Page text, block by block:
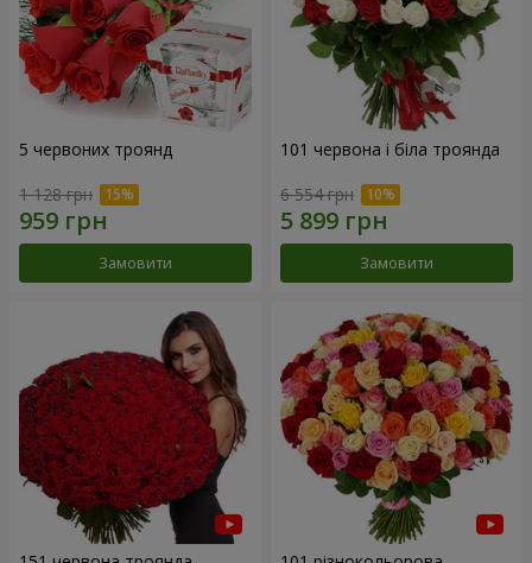
5 червоних троянд
1 128 грн
Замовити
101 червона і біла троянда
6 554 грн
Замовити